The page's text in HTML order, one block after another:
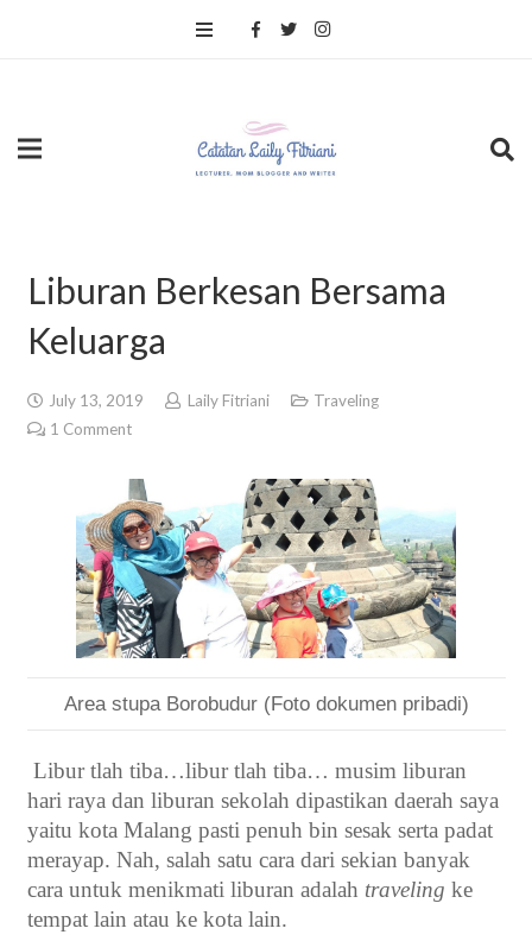
Liburan Berkesan Bersama
Keluarga
July 13, 2019 Laily Fitriani
Traveling
1 Comment
Area stupa Borobudur (Foto dokumen pribadi)
Libur tlah tiba…libur tlah tiba… musim liburan
hari raya dan liburan sekolah dipastikan daerah saya
yaitu kota Malang pasti penuh bin sesak serta padat
merayap. Nah, salah satu cara dari sekian banyak
cara untuk menikmati liburan adalah traveling ke
tempat lain atau ke kota lain.